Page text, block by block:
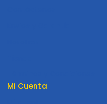
Mi Cuenta